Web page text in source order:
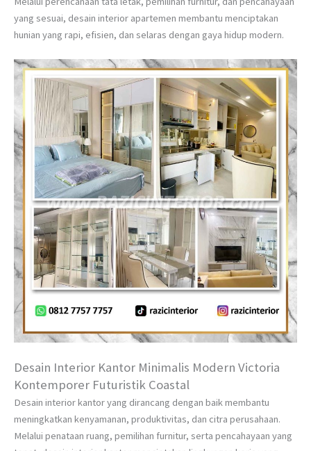
yang sesuai, desain interior apartemen membantu menciptakan
hunian yang rapi, efisien, dan selaras dengan gaya hidup modern.
Desain Interior Kantor Minimalis Modern Victoria
Kontemporer Futuristik Coastal
Desain interior kantor yang dirancang dengan baik membantu
meningkatkan kenyamanan, produktivitas, dan citra perusahaan.
Melalui penataan ruang, pemilihan furnitur, serta pencahayaan yang